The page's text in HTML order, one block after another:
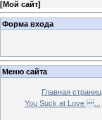
[Мой сайт]
Форма входа
Меню сайта
Главная
You Suck at Love ...